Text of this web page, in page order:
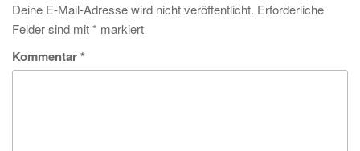
Deine E-Mail-Adresse wird nicht veröffentlicht. Erforderliche
Felder sind mit* markiert
Kommentar*